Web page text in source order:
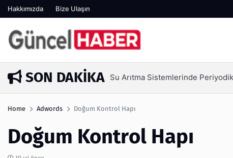
Hakkımızda Bize Ulaşın
SON DAKIKA
5 gün önce Su Arıtma Sistemlerinde
Home Adwords Doğum Kontrol Hapı
Doğum Kontrol Hapı